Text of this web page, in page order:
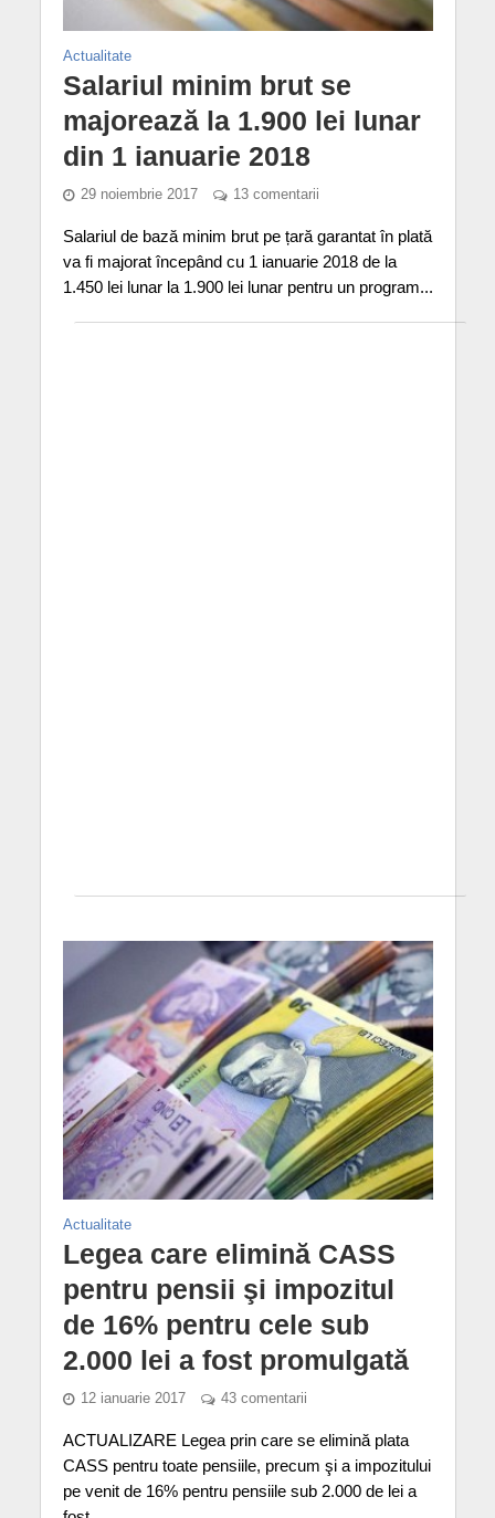
Actualitate
Salariul minim brut se
majorează la 1.900 lei lunar
din 1 ianuarie 2018
29 noiembrie 2017 13 comentarii
Salariul de bază minim brut pe țară garantat în plată
va fi majorat începând cu 1 ianuarie 2018 de la
1.450 lei lunar la 1.900 lei lunar pentru un program...
Actualitate
Legea care elimină CASS
pentru pensii şi impozitul
de 16% pentru cele sub
2.000 lei a fost promulgată
12 ianuarie 2017 43 comentarii
ACTUALIZARE Legea prin care se elimină plata
CASS pentru toate pensiile, precum şi a impozitului
pe venit de 16% pentru pensiile sub 2.000 de lei a